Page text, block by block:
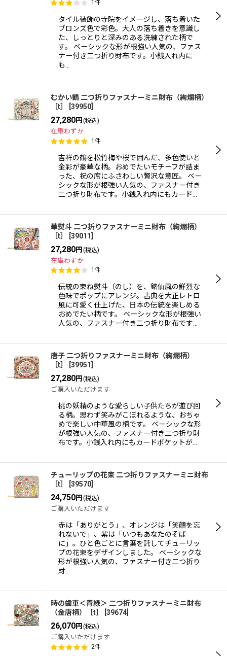
1 件
タイル装飾の寺院をイメージし、落ち着いた
ブロンズ色で彩色。大人の落ち着きを意識し
た、しっとりと深みのある洗練された柄で
す。 ベーシックな形が根強い人気の、ファス
ナー付き二つ折り財布です。小銭入れ内に
も…
むかい鶴 二つ折りファスナーミニ財布（絢爛柄）
［t］
39950
27,280円 (税込)
在庫わずか
1 件
吉祥の鶴を松竹梅や桜で囲んだ、多色使いと
金彩が豪華な柄。おめでたいモチーフが詰ま
った、祝の席にふさわしい贅沢な意匠。 ベー
シックな形が根強い人気の、ファスナー付き
二つ折り財布です。小銭入れ内にもカード…
華熨斗 二つ折りファスナーミニ財布（絢爛柄）
［t］
[39011]
27,280円(税込)
在庫わずか
1 件
伝統の束ね熨斗（のし）を、銘仙風の鮮烈な
色味でポップにアレンジ。古典を大正レトロ
風に可愛く仕上げた、日本の伝統を楽しめる
おめでたい柄です。 ベーシックな形が根強い
人気の、ファスナー付き二つ折り財布です…
唐子 二つ折りファスナーミニ財布（絢爛柄）
［t］
39951
27,280円 (税込)
ご購入いただけます
桃の妖精のような愛らしい子供たちが遊び回
る柄。思わず笑みがこぼれるような、おちゃ
めで楽しい中華風の柄です。 ベーシックな形
が根強い人気の、ファスナー付き二つ折り財
布です。小銭入れ内にもカードポケットが…
チューリップの花束 二つ折りファスナーミニ財布
［t］
39570
24,750円 (税込)
ご購入いただけます
赤は「ありがとう」、オレンジは「笑顔を忘
れないで」、紫は「いつもあなたのそば
に」。ひと色ごとに言葉を託してチューリッ
プの花束をデザインしました。 ベーシックな
形が根強い人気の、ファスナー付き二つ折り
財…
時の歯車＜青緑＞ 二つ折りファスナーミニ財布
（金唐柄）［t］
39674
26,070円 (税込)
ご購入いただけます
2件